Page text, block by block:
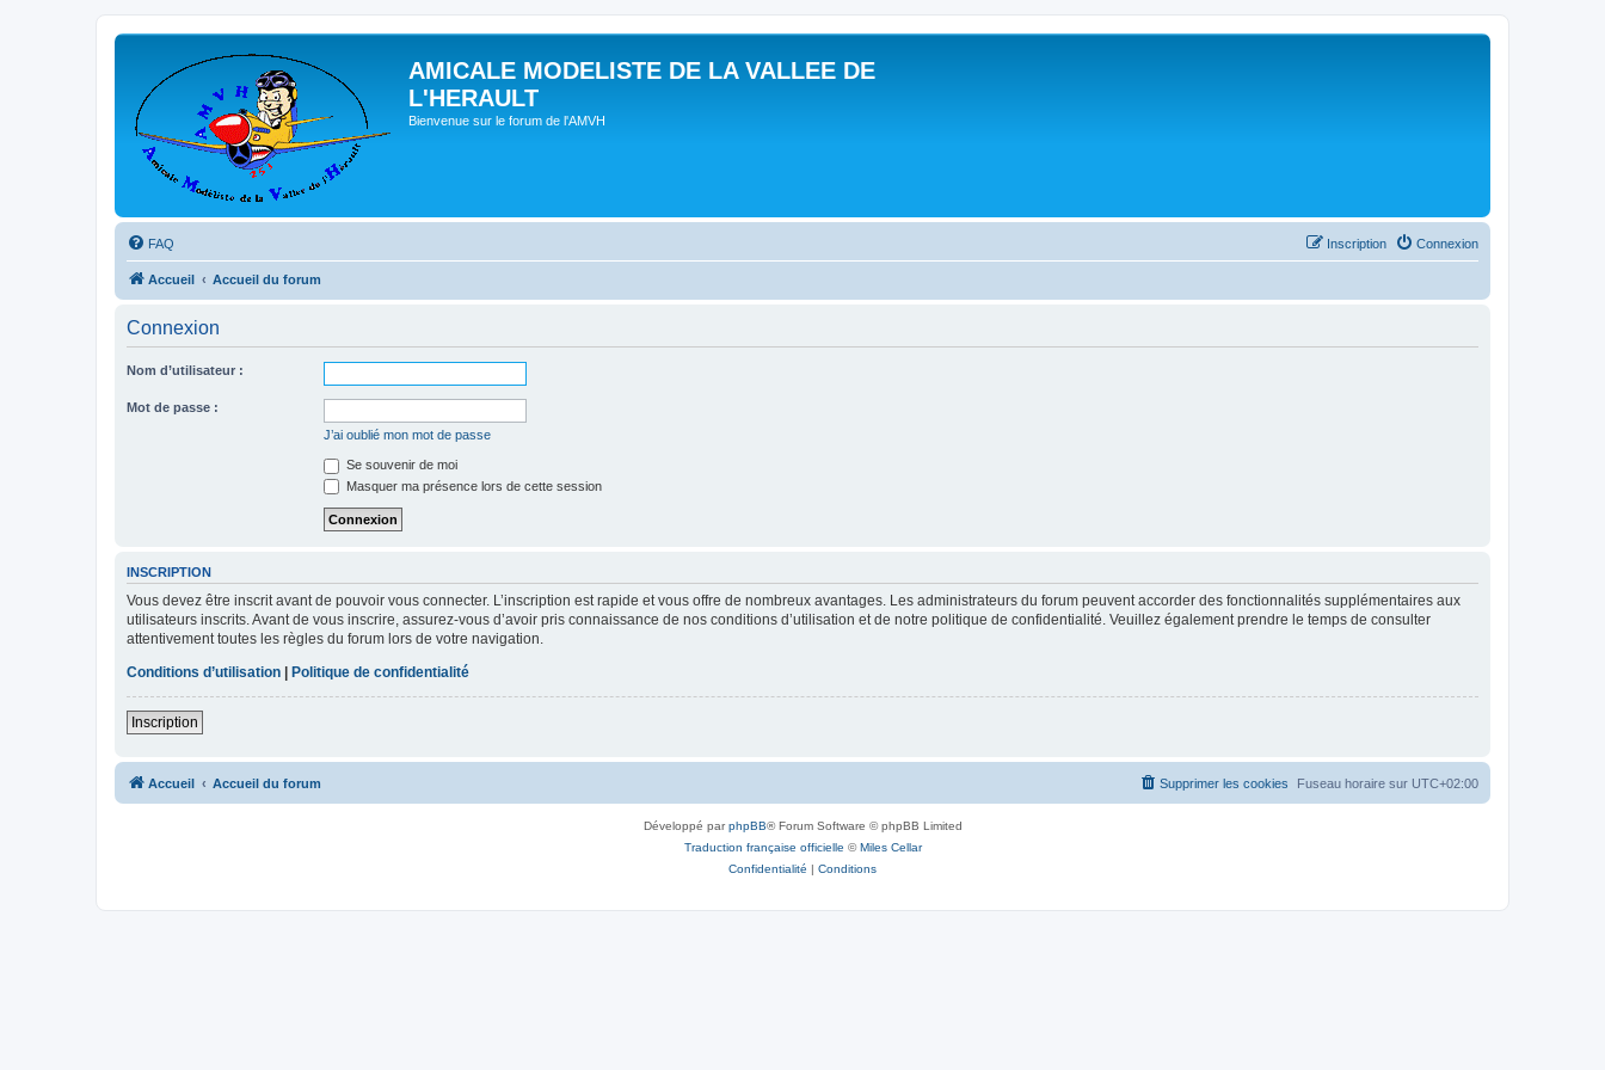
AMICALE MODELISTE DE LA VALLEE DE
L'HERAULT
Bienvenue sur le forum de l'AMVH
FAQ Connexion
Inscription
Accueil Accueil du forum
Connexion
Nom d’utilisateur :
Mot de passe :
J’ai oublié mon mot de passe
Se souvenir de moi
Masquer ma présence lors de cette session
INSCRIPTION
Vous devez être inscrit avant de pouvoir vous connecter. L’inscription est rapide et vous offre de nombreux avantages. Les administrateurs du forum peuvent accorder des fonctionnalités supplémentaires aux
utilisateurs inscrits. Avant de vous inscrire, assurez-vous d’avoir pris connaissance de nos conditions d’utilisation et de notre politique de confidentialité. Veuillez également prendre le temps de consulter
attentivement toutes les règles du forum lors de votre navigation.
Conditions d’utilisation | Politique de confidentialité
Inscription
Accueil Accueil du forum Fuseau horaire sur UTC+02:00
Supprimer les cookies
Développé parphpBB® Forum Software © phpBB Limited
Traduction française officielle ©Miles Cellar
Confidentialité | Conditions